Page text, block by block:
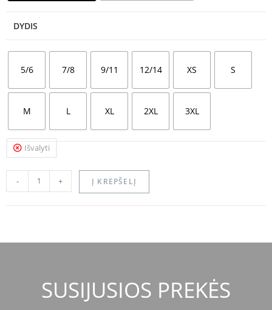
DYDIS
5/6 7/8 9/11 12/14 XS S
M L XL 2XL 3XL
Išvalyti
- + Į KREPŠELĮ
SUSIJUSIOS PREKĖS